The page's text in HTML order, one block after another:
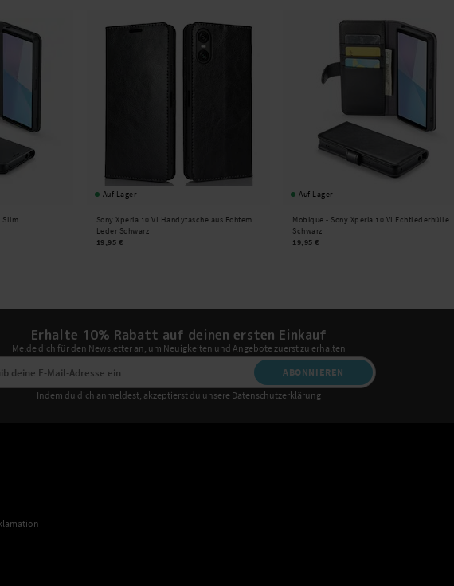
Slim
Auf Lager
Sony Xperia 10 VI Handytasche aus Echtem
Leder Schwarz
19,95 €
Auf Lager
Mobique - Sony Xperia 10 VI Echtlederhülle
Schwarz
19,95 €
Erhalte 10% Rabatt auf deinen ersten Einkauf
Melde dich für den Newsletter an, um Neuigkeiten und Angebote zuerst zu erhalten
ABONNIEREN
Indem du dich anmeldest, akzeptierst du unsere Datenschutzerklärung